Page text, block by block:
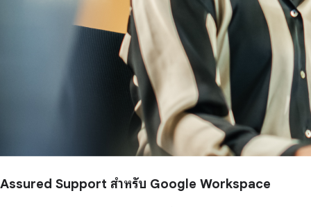
Assured Support สำหรับ Google Workspace